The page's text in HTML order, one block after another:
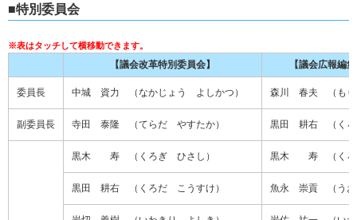
■特別委員会
【議会改革特別委員会】 【議会広報編
委員長 中城 資力 （なかじょう よしかつ） 森川 春夫 （もり
副委員長 寺田 泰隆 （てらだ やすたか） 黒田 耕右 （くろ
黒木 寿 （くろぎ ひさし） 黒木 寿 （くろ
黒田 耕右 （くろだ こうすけ） 魚永 崇貢 （うお